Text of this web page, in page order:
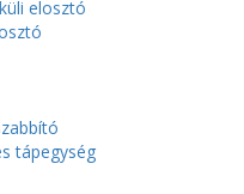
elosztó
tápegység